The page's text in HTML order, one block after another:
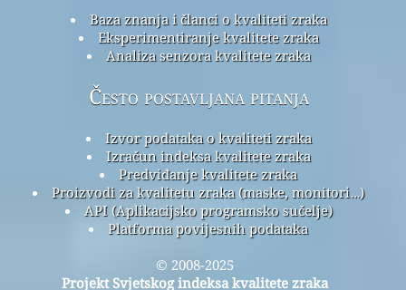
Baza znanja i članci o kvaliteti zraka
Eksperimentiranje kvalitete zraka
Analiza senzora kvalitete zraka
Često postavljana pitanja
Izvor podataka o kvaliteti zraka
Izračun indeksa kvalitete zraka
Predviđanje kvalitete zraka
Proizvodi za kvalitetu zraka (maske, monitori…)
API (Aplikacijsko programsko sučelje)
Platforma povijesnih podataka
© 2008-2025
Projekt Svjetskog indeksa kvalitete zraka